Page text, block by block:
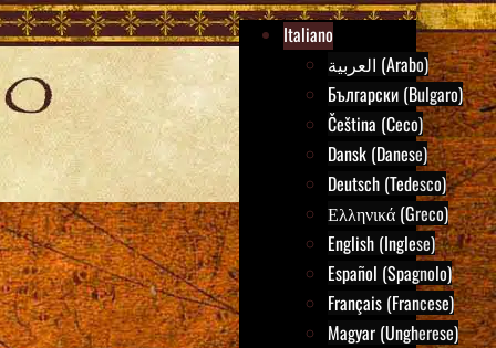
Italiano
العربية (Arabo)
Български (Bulgaro)
Čeština (Ceco)
Dansk (Danese)
Deutsch (Tedesco)
Ελληνικά (Greco)
English (Inglese)
Español (Spagnolo)
Français (Francese)
Magyar (Ungherese)